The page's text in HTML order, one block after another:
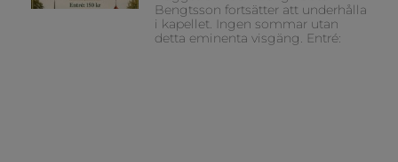
Bengtsson fortsätter att underhålla
i kapellet. Ingen sommar utan
detta eminenta visgäng. Entré: